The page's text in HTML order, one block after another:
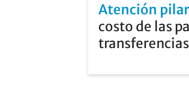
Atención
costo de las